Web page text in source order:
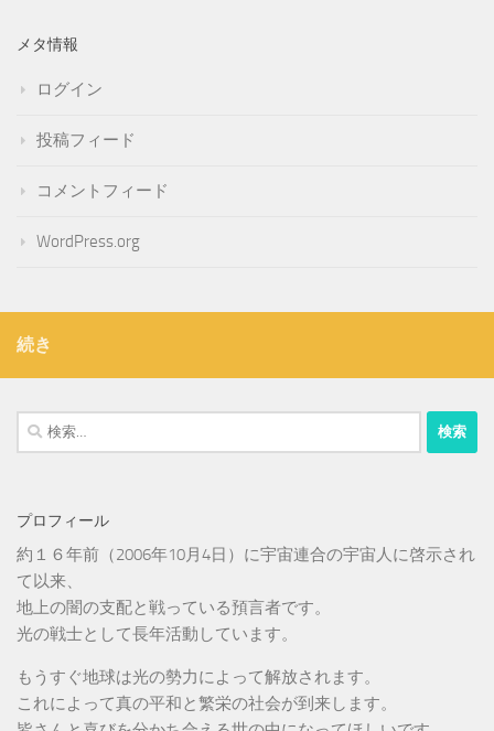
メタ情報
ログイン
投稿フィード
コメントフィード
WordPress.org
続き
検
索:
プロフィール
約１６年前（2006年10月4日）に宇宙連合の宇宙人に啓示され
て以来、
地上の闇の支配と戦っている預言者です。
光の戦士として長年活動しています。
もうすぐ地球は光の勢力によって解放されます。
これによって真の平和と繁栄の社会が到来します。